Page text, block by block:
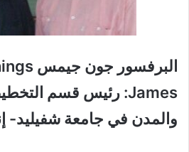
البرفسور جون جيمس
James: رئيس قسم
والمدن في جامعة شفيليد-